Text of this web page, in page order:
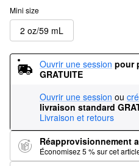
Mini size
2 oz/59 mL
Ouvrir une session pour
GRATUITE
Ouvrir une session ou
livraison standard
Livraison et retours
Réapprovisionnement
Économisez 5 % sur cet